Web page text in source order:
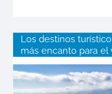
Los destinos
más encanto para el